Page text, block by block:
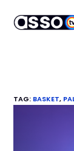
TAG: BASKET,